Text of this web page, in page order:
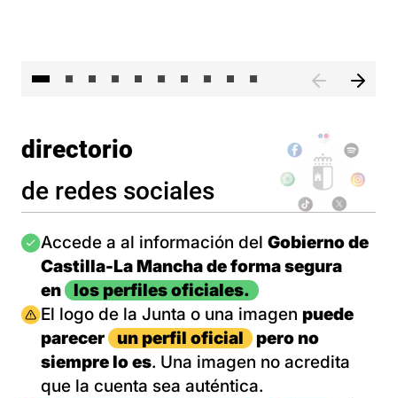
directorio
de redes sociales
Imagen
Accede a al información del Gobierno de
Castilla-La Mancha de forma segura
en
los perfiles oficiales.
Imagen
El logo de la Junta o una imagen puede
parecer
un perfil oficial
pero no
siempre lo es. Una imagen no acredita
que la cuenta sea auténtica.